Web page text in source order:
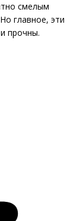
смелым
главное, эти
прочны.